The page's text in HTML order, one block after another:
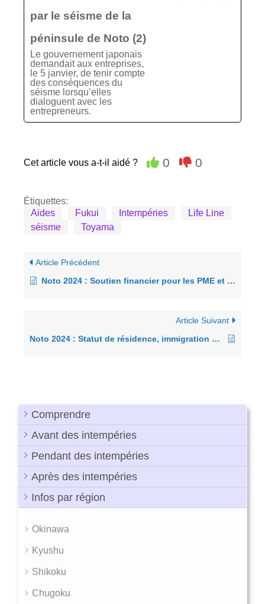
Comprendre
Avant des intempéries
Pendant des intempéries
Après des intempéries
Infos par région
Okinawa
Kyushu
Shikoku
Chugoku
par le séisme de la
péninsule de Noto (2)
Le gouvernement japonais
demandait aux entreprises,
le 5 janvier, de tenir compte
des conséquences du
séisme lorsqu’elles
dialoguent avec les
entrepreneurs.
Cet article vous a-t-il aidé ? 0 0
Étiquettes:
Aides
Fukui Intempéries
Life Line
séisme
Toyama
Article Précédent
Noto 2024 : Soutien financier pour les PME et les petites entreprises après le séisme (1)
Article Suivant
Noto 2024 : Statut de résidence, immigration pour les victimes du séisme de la péninsule de Noto